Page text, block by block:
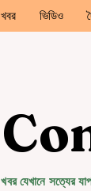
খবর ভিডিও
খবর যেখানে সত্যের